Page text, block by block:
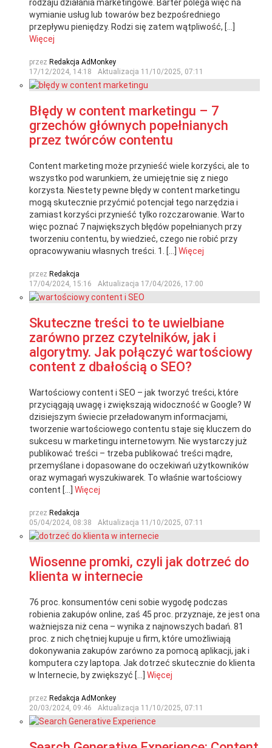
rodzaju działania marketingowe. Barter polega więc na
wymianie usług lub towarów bez bezpośredniego
przepływu pieniędzy. Rodzi się zatem wątpliwość, […]
Więcej
przez Redakcja AdMonkey
17/12/2024, 14:18
Aktualizacja 11/10/2025, 07:11
Błędy w content marketingu – 7
grzechów głównych popełnianych
przez twórców contentu
Content marketing może przynieść wiele korzyści, ale to
wszystko pod warunkiem, że umiejętnie się z niego
korzysta. Niestety pewne błędy w content marketingu
mogą skutecznie przyćmić potencjał tego narzędzia i
zamiast korzyści przynieść tylko rozczarowanie. Warto
więc poznać 7 największych błędów popełnianych przy
tworzeniu contentu, by wiedzieć, czego nie robić przy
opracowywaniu własnych treści. 1. […] Więcej
przez Redakcja
17/04/2024, 15:16
Aktualizacja 17/04/2026, 17:00
Skuteczne treści to te uwielbiane
zarówno przez czytelników, jak i
algorytmy. Jak połączyć wartościowy
content z dbałością o SEO?
Wartościowy content i SEO – jak tworzyć treści, które
przyciągają uwagę i zwiększają widoczność w Google? W
dzisiejszym świecie przeładowanym informacjami,
tworzenie wartościowego contentu staje się kluczem do
sukcesu w marketingu internetowym. Nie wystarczy już
publikować treści – trzeba publikować treści mądre,
przemyślane i dopasowane do oczekiwań użytkowników
oraz wymagań wyszukiwarek. To właśnie wartościowy
content […] Więcej
przez Redakcja
05/04/2024, 08:38
Aktualizacja 11/10/2025, 07:11
Wiosenne promki, czyli jak dotrzeć do
klienta w internecie
76 proc. konsumentów ceni sobie wygodę podczas
robienia zakupów online, zaś 45 proc. przyznaje, że jest ona
ważniejsza niż cena – wynika z najnowszych badań. 81
proc. z nich chętniej kupuje u firm, które umożliwiają
dokonywania zakupów zarówno za pomocą aplikacji, jak i
komputera czy laptopa. Jak dotrzeć skutecznie do klienta
w Internecie, by zwiększyć […] Więcej
przez Redakcja AdMonkey
20/03/2024, 09:46
Aktualizacja 11/10/2025, 07:11